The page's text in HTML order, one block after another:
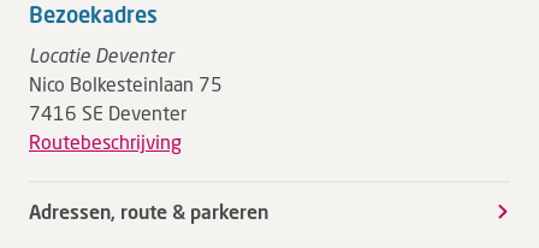
Bezoekadres
Locatie Deventer
Nico Bolkesteinlaan 75
7416 SE Deventer
Routebeschrijving
Adressen, route & parkeren